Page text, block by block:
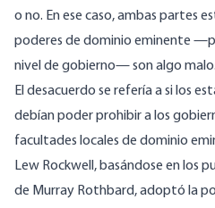
o no. En ese caso, ambas partes
poderes de dominio eminente
nivel de gobierno— son algo malo.
El desacuerdo se refería a si los
debían poder prohibir a los
facultades locales de dominio
Lew Rockwell, basándose en los
de Murray Rothbard, adoptó la